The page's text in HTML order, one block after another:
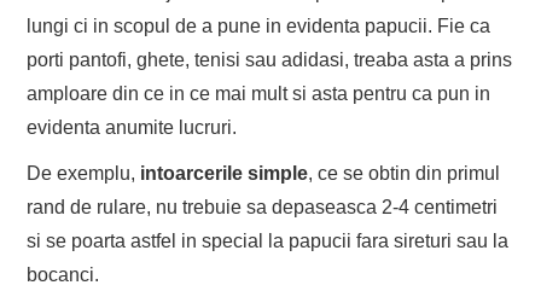
lungi ci in scopul de a pune in evidenta papucii. Fie ca
porti pantofi, ghete, tenisi sau adidasi, treaba asta a prins
amploare din ce in ce mai mult si asta pentru ca pun in
evidenta anumite lucruri.
De exemplu, intoarcerile simple, ce se obtin din primul
rand de rulare, nu trebuie sa depaseasca 2-4 centimetri
si se poarta astfel in special la papucii fara sireturi sau la
bocanci.